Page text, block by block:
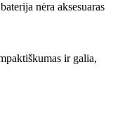
nėra aksesuaras
ir galia,